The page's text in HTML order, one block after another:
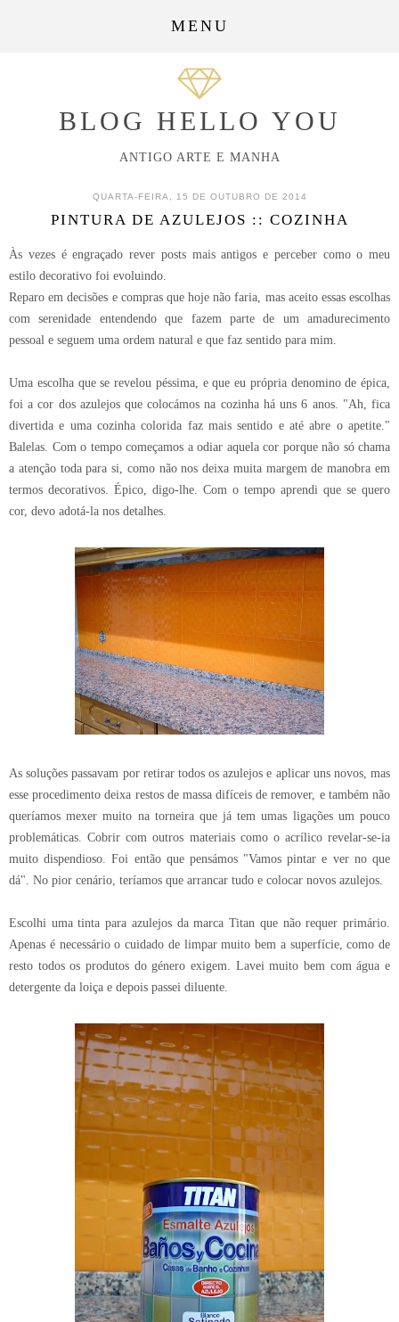
MENU
BLOG HELLO YOU
ANTIGO ARTE E MANHA
QUARTA-FEIRA, 15 DE OUTUBRO DE 2014
PINTURA DE AZULEJOS :: COZINHA
Às vezes é engraçado rever posts mais antigos e perceber como o meu
estilo decorativo foi evoluindo.
Reparo em decisões e compras que hoje não faria, mas aceito essas escolhas
com serenidade entendendo que fazem parte de um amadurecimento
pessoal e seguem uma ordem natural e que faz sentido para mim.
Uma escolha que se revelou péssima, e que eu própria denomino de épica,
foi a cor dos azulejos que colocámos na cozinha há uns 6 anos. "Ah, fica
divertida e uma cozinha colorida faz mais sentido e até abre o apetite."
Balelas. Com o tempo começamos a odiar aquela cor porque não só chama
a atenção toda para si, como não nos deixa muita margem de manobra em
termos decorativos. Épico, digo-lhe. Com o tempo aprendi que se quero
cor, devo adotá-la nos detalhes.
As soluções passavam por retirar todos os azulejos e aplicar uns novos, mas
esse procedimento deixa restos de massa difíceis de remover, e também não
queríamos mexer muito na torneira que já tem umas ligações um pouco
problemáticas. Cobrir com outros materiais como o acrílico revelar-se-ia
muito dispendioso. Foi então que pensámos "Vamos pintar e ver no que
dá". No pior cenário, teríamos que arrancar tudo e colocar novos azulejos.
Escolhi uma tinta para azulejos da marca Titan que não requer primário.
Apenas é necessário o cuidado de limpar muito bem a superfície, como de
resto todos os produtos do género exigem. Lavei muito bem com água e
detergente da loiça e depois passei diluente.